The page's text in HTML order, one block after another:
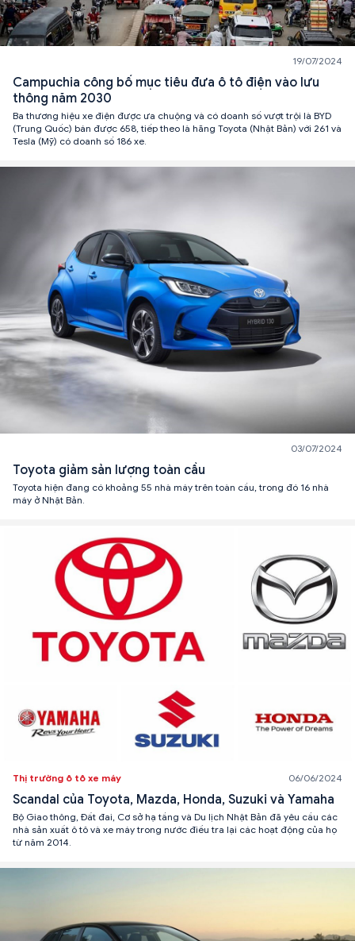
19/07/2024
Campuchia công bố mục tiêu đưa ô tô điện vào lưu
thông năm 2030
Ba thương hiệu xe điện được ưa chuộng và có doanh số vượt trội là BYD
(Trung Quốc) bán được 658, tiếp theo là hãng Toyota (Nhật Bản) với 261 và
Tesla (Mỹ) có doanh số 186 xe.
03/07/2024
Toyota giảm sản lượng toàn cầu
Toyota hiện đang có khoảng 55 nhà máy trên toàn cầu, trong đó 16 nhà
máy ở Nhật Bản.
Thị trường ô tô xe máy 06/06/2024
Scandal của Toyota, Mazda, Honda, Suzuki và Yamaha
Bộ Giao thông, Đất đai, Cơ sở hạ tầng và Du lịch Nhật Bản đã yêu cầu các
nhà sản xuất ô tô và xe máy trong nước điều tra lại các hoạt động của họ
từ năm 2014.